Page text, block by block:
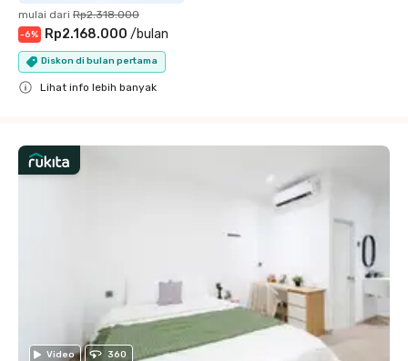
mulai dari Rp2.318.000
-6% Rp2.168.000 /bulan
Diskon di bulan pertama
Lihat info lebih banyak
Video 360